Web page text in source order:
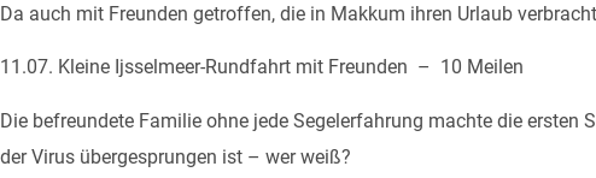
Da auch mit Freunden getroffen, die in Makkum ihren Urlaub
11.07. Kleine Ijsselmeer-Rundfahrt mit Freunden – 10 Meilen
Die befreundete Familie ohne jede Segelerfahrung machte die ersten
der Virus übergesprungen ist – wer weiß?